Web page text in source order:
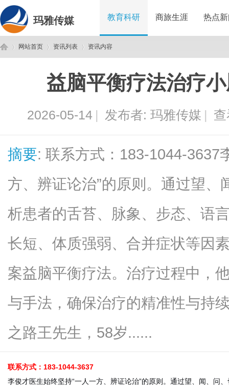
玛雅传媒 教育科研 商旅生涯 热点
网站首页 资讯列表
›
资讯内容
益脑平衡疗法治疗
2026-05-14 | 发布者: 玛雅传媒 |
摘要: 联系方式：183-1044-3637
方、辨证论治”的原则。通过望
析患者的舌苔、脉象、步态、语
长短、体质强弱、合并症状等因
案益脑平衡疗法。治疗过程中，
与手法，确保治疗的精准性与持
之路王先生，58岁......
联系方式：183-1044-3637
李俊才医生始终坚持“一人一方、辨证论治”的原则。通过望、闻、问